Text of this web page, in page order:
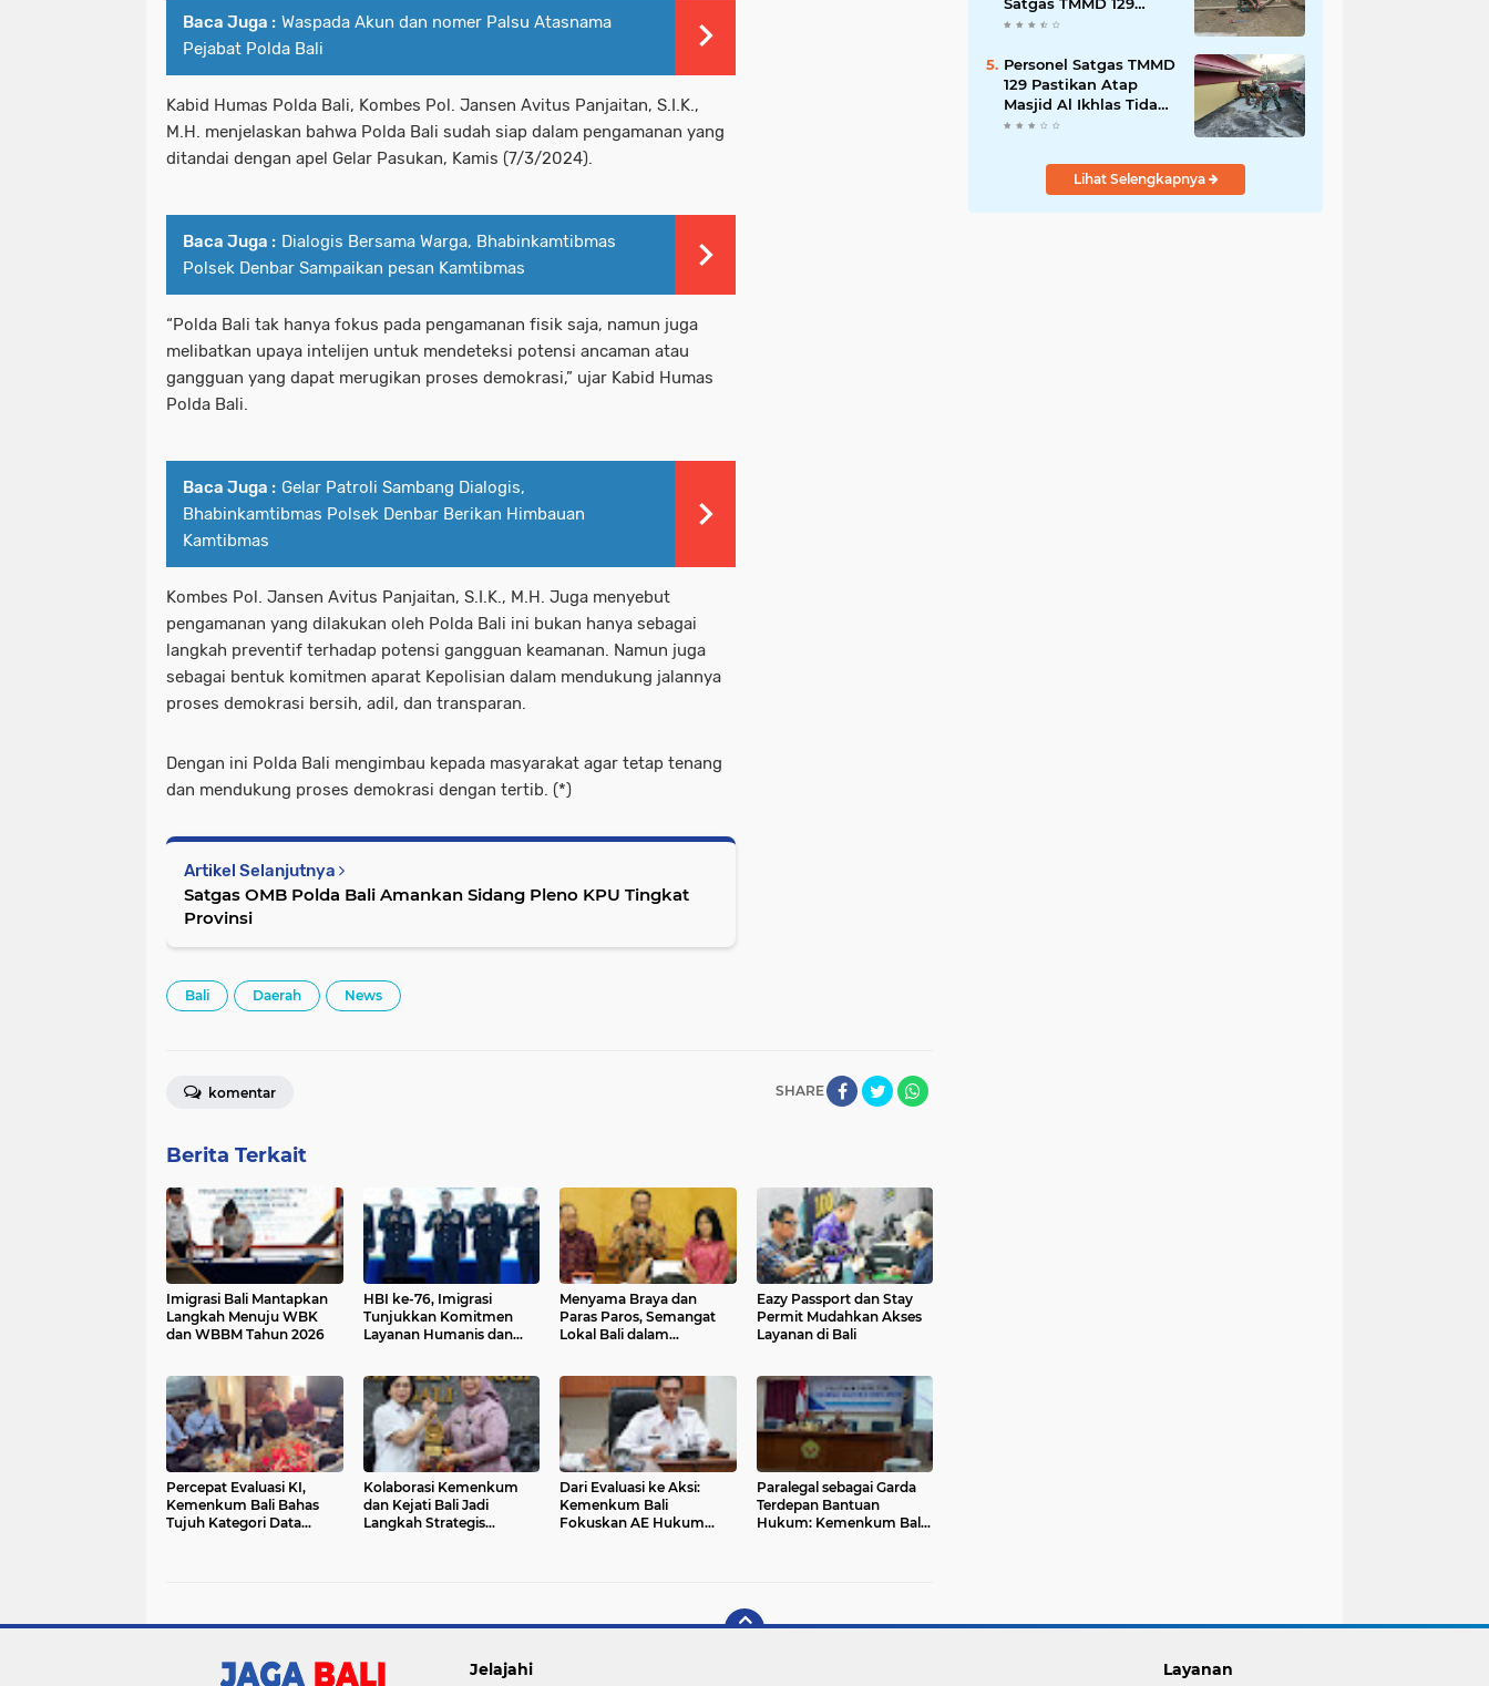
Baca Juga : Waspada Akun dan nomer Palsu Atasnama
Pejabat Polda Bali
Kabid Humas Polda Bali, Kombes Pol. Jansen Avitus Panjaitan, S.I.K.,
M.H. menjelaskan bahwa Polda Bali sudah siap dalam pengamanan yang
ditandai dengan apel Gelar Pasukan, Kamis (7/3/2024).
Baca Juga : Dialogis Bersama Warga, Bhabinkamtibmas
Polsek Denbar Sampaikan pesan Kamtibmas
“Polda Bali tak hanya fokus pada pengamanan fisik saja, namun juga
melibatkan upaya intelijen untuk mendeteksi potensi ancaman atau
gangguan yang dapat merugikan proses demokrasi,” ujar Kabid Humas
Polda Bali.
Baca Juga : Gelar Patroli Sambang Dialogis,
Bhabinkamtibmas Polsek Denbar Berikan Himbauan
Kamtibmas
Kombes Pol. Jansen Avitus Panjaitan, S.I.K., M.H. Juga menyebut
pengamanan yang dilakukan oleh Polda Bali ini bukan hanya sebagai
langkah preventif terhadap potensi gangguan keamanan. Namun juga
sebagai bentuk komitmen aparat Kepolisian dalam mendukung jalannya
proses demokrasi bersih, adil, dan transparan.
Dengan ini Polda Bali mengimbau kepada masyarakat agar tetap tenang
dan mendukung proses demokrasi dengan tertib. (*)
Artikel Selanjutnya
Satgas OMB Polda Bali Amankan Sidang Pleno KPU Tingkat
Provinsi
Bali Daerah News
SHARE
komentar
Berita Terkait
Imigrasi Bali Mantapkan
Langkah Menuju WBK
dan WBBM Tahun 2026
HBI ke-76, Imigrasi
Tunjukkan Komitmen
Layanan Humanis dan
Menyama Braya dan
Paras Paros, Semangat
Lokal Bali dalam
Eazy Passport dan Stay
Permit Mudahkan Akses
Layanan di Bali
Percepat Evaluasi KI,
Kemenkum Bali Bahas
Tujuh Kategori Data
Kolaborasi Kemenkum
dan Kejati Bali Jadi
Langkah Strategis
Dari Evaluasi ke Aksi:
Kemenkum Bali
Fokuskan AE Hukum
Paralegal sebagai Garda
Terdepan Bantuan
Hukum: Kemenkum Bali
Ubah Tampilan
Personel Satgas TMMD
129 Pastikan Atap
Masjid Al Ikhlas Tidak
Bocor Lagi
Lihat Selengkapnya
Jelajahi Layanan